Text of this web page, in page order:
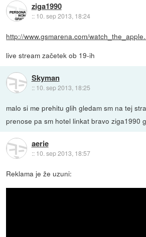
ziga1990
:: 10. sep 2013, 18:24
http://www.gsmarena.com/
live stream začetek ob 19-ih
Skyman
:: 10. sep 2013, 18:25
malo si me prehitu glih gledam sm na tej
prenose pa sm hotel linkat bravo ziga1990
aerie
:: 10. sep 2013, 18:57
Reklama je že uzuni: